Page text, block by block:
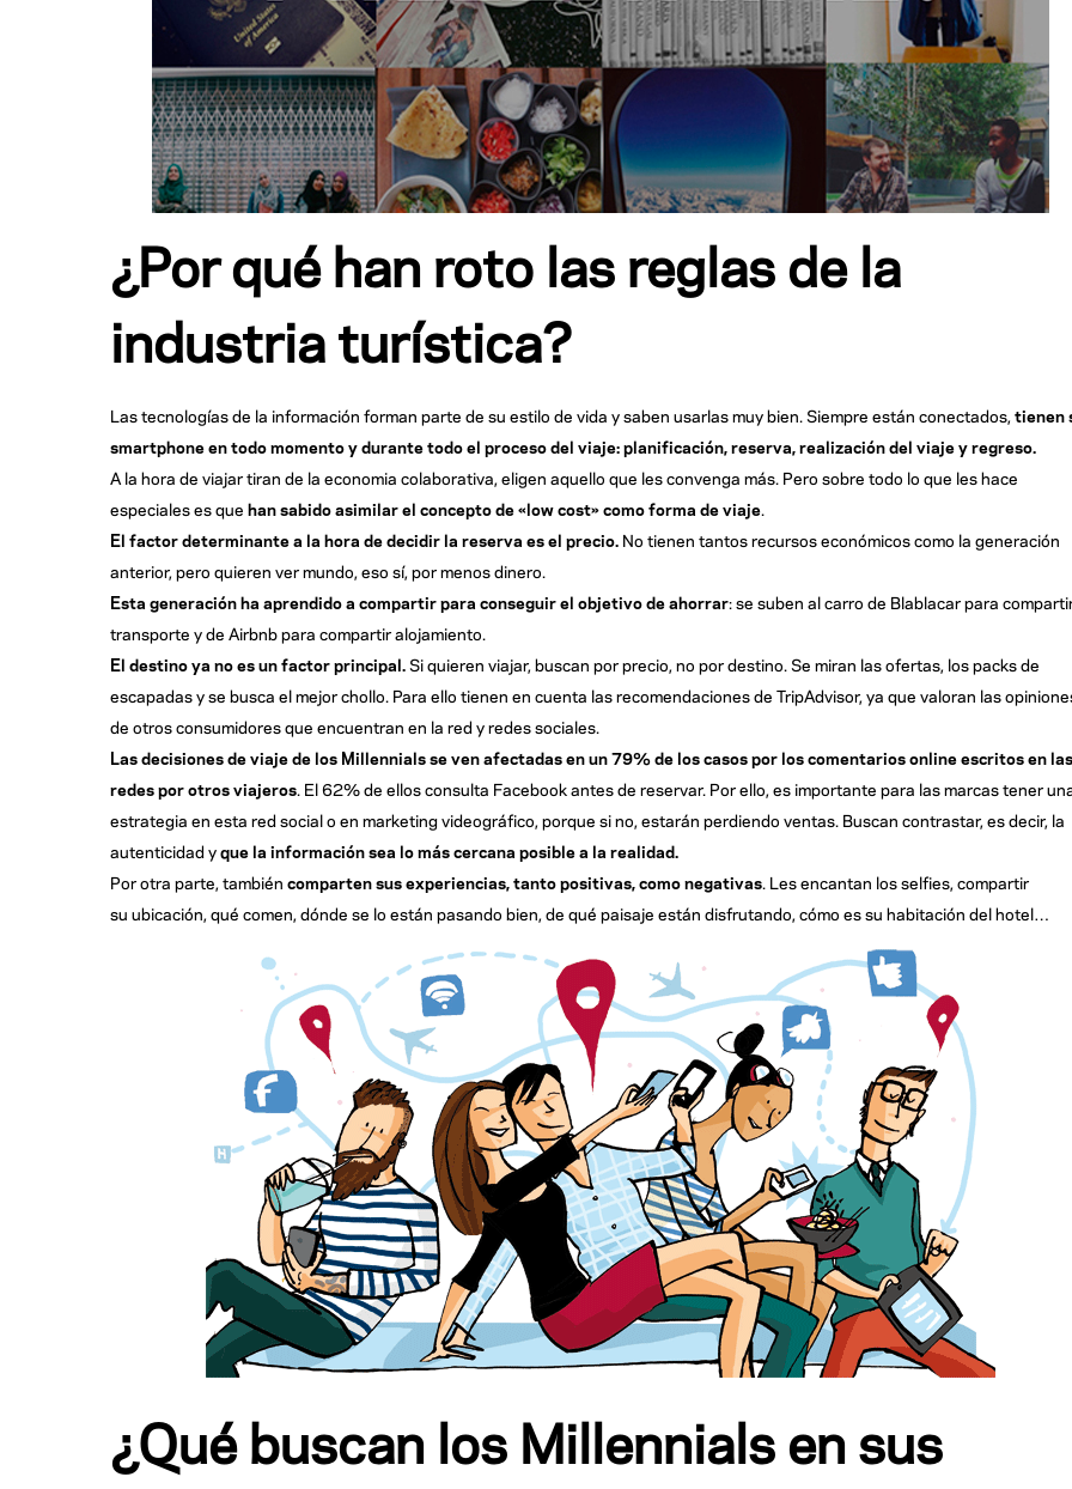
¿Por qué han roto las reglas de la
industria turística?
Las tecnologías de la información forman parte de su estilo de vida y saben usarlas muy bien. Siempre están conectados,tienen
smartphone en todo momento y durante todo el proceso del viaje: planificación, reserva, realización del viaje y regreso.
A la hora de viajar tiran de la economia colaborativa, eligen aquello que les convenga más. Pero sobre todo lo que les hace
especiales es que han sabido asimilar el concepto de «low cost» como forma de viaje.
El factor determinante a la hora de decidir la reserva es el precio. No tienen tantos recursos económicos como la generación
anterior, pero quieren ver mundo, eso sí, por menos dinero.
Esta generación ha aprendido a compartir para conseguir el objetivo de ahorrar: se suben al carro de Blablacar para
transporte y de Airbnb para compartir alojamiento.
El destino ya no es un factor principal.Si quieren viajar, buscan por precio, no por destino. Se miran las ofertas, los packs de
escapadas y se busca el mejor chollo. Para ello tienen en cuenta las recomendaciones de TripAdvisor, ya que valoran las
de otros consumidores que encuentran en la red y redes sociales.
Las decisiones de viaje de los Millennials se ven afectadas en un 79% de los casos por los comentarios online escritos en las
redes por otros viajeros. El 62% de ellos consulta Facebook antes de reservar. Por ello, es importante para las marcas tener
estrategia en esta red social o en marketing videográfico, porque si no, estarán perdiendo ventas. Buscan contrastar, es decir, la
autenticidad yque la información sea lo más cercana posible a la realidad.
Por otra parte, también comparten sus experiencias,tanto positivas, como negativas. Les encantan los selfies, compartir
su ubicación, qué comen, dónde se lo están pasando bien, de qué paisaje están disfrutando, cómo es su habitación del hotel…
¿Qué buscan los Millennials en sus